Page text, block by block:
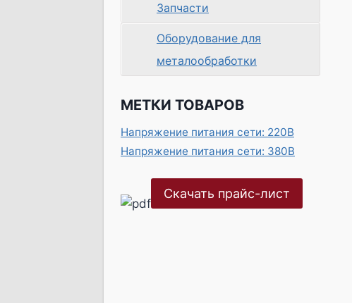
Запчасти
Оборудование для
металообработки
МЕТКИ ТОВАРОВ
Напряжение питания сети: 220В
Напряжение питания сети: 380В
Скачать прайс-лист